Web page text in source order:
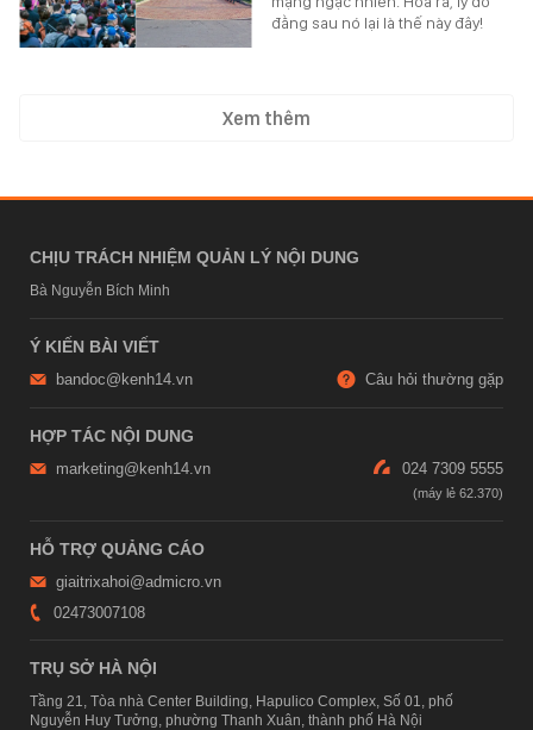
đằng sau nó lại là thế này đây!
Xem thêm
CHỊU TRÁCH NHIỆM QUẢN LÝ NỘI DUNG
Bà Nguyễn Bích Minh
Ý KIẾN BÀI VIẾT
bandoc@kenh14.vn Câu hỏi thường gặp
HỢP TÁC NỘI DUNG
marketing@kenh14.vn 024 7309 5555
HỖ TRỢ QUẢNG CÁO
giaitrixahoi@admicro.vn
02473007108
TRỤ SỞ HÀ NỘI
Tầng 21, Tòa nhà Center Building, Hapulico Complex, Số 01, phố
Nguyễn Huy Tưởng, phường Thanh Xuân, thành phố Hà Nội